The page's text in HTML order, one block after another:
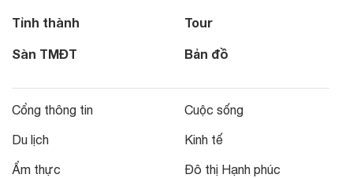
Tỉnh thành
Sàn TMĐT
Tour
Bản đồ
Cổng thông tin
Du lịch
Ẩm thực
Cuộc sống
Kinh tế
Đô thị Hạnh phúc